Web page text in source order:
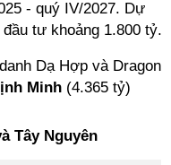
- quý IV/2027. Dự
tư khoảng 1.800 tỷ.
Dạ Hợp và Dragon
Minh (4.365 tỷ)
Tây Nguyên